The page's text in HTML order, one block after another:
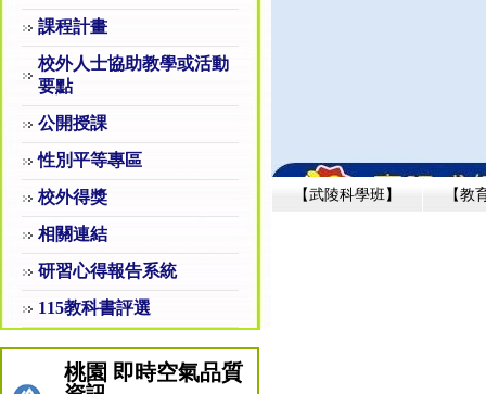
課程計畫
校外人士協助教學或活動
要點
公開授課
性別平等專區
校外得獎
相關連結
研習心得報告系統
115教科書評選
【武陵科學班】 【教